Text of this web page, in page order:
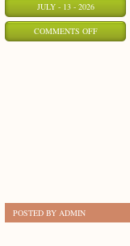
JULY - 13 - 2026
COMMENTS OFFON
POSTED BY ADMIN